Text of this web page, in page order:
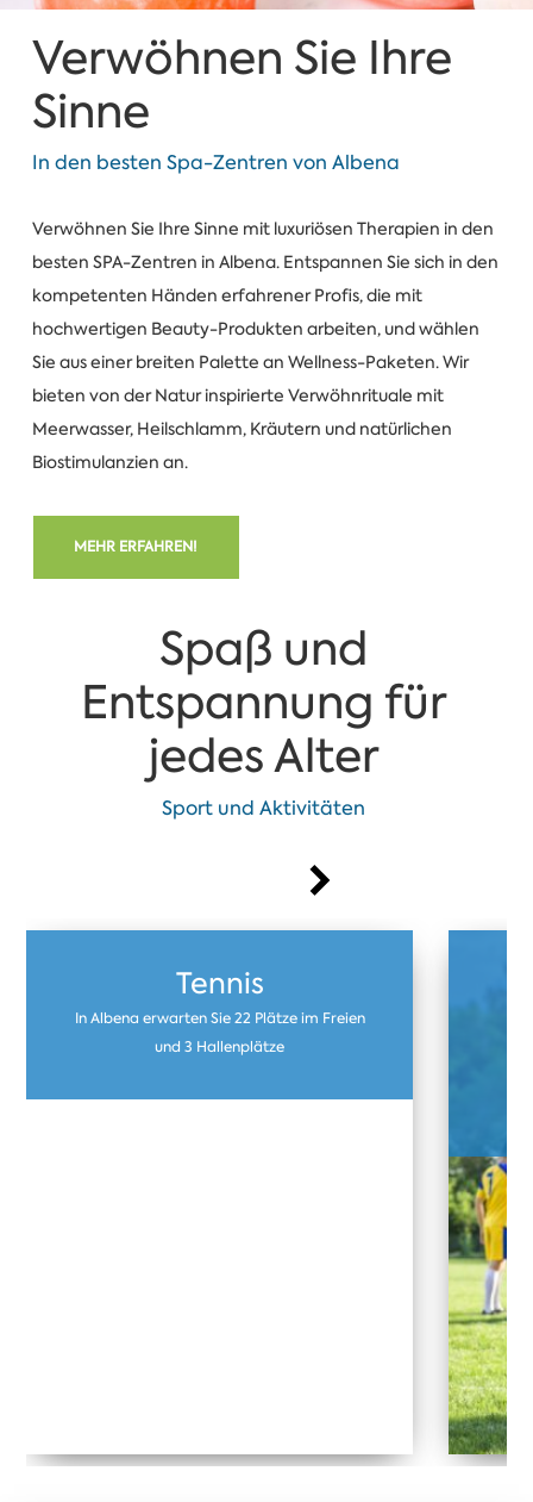
Verwöhnen Sie Ihre
Sinne
In den besten Spa-Zentren von Albena
Verwöhnen Sie Ihre Sinne mit luxuriösen Therapien in den
besten SPA-Zentren in Albena. Entspannen Sie sich in den
kompetenten Händen erfahrener Profis, die mit
hochwertigen Beauty-Produkten arbeiten, und wählen
Sie aus einer breiten Palette an Wellness-Paketen. Wir
bieten von der Natur inspirierte Verwöhnrituale mit
Meerwasser, Heilschlamm, Kräutern und natürlichen
Biostimulanzien an.
MEHR ERFAHREN!
Spaß und
Entspannung für
jedes Alter
Sport und Aktivitäten
Tennis
In Albena erwarten Sie 22 Plätze im Freien
und 3 Hallenplätze